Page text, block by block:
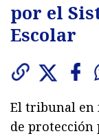
por el
Escolar
El tribunal en
de protección